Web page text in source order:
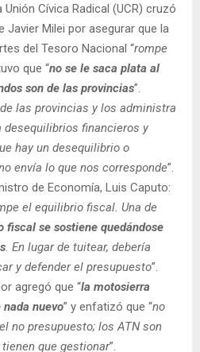
Cívica Radical (UCR) cruzó
Javier Milei por asegurar que la
del Tesoro Nacional “rompe
que “no se le saca plata al
son de las provincias”.
las provincias y los administra
desequilibrios financieros y
hay un desequilibrio o
envía lo que nos corresponde”.
de Economía, Luis Caputo:
el equilibrio fiscal. Una de
fiscal se sostiene quedándose
. En lugar de tuitear, debería
y defender el presupuesto”.
agregó que “la motosierra
nuevo” y enfatizó que “no
no presupuesto; los ATN son
que gestionar”.